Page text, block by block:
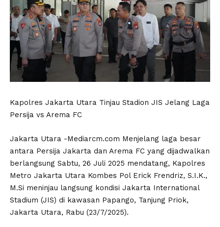
Kapolres Jakarta Utara Tinjau Stadion JIS Jelang Laga
Persija vs Arema FC
Jakarta Utara -Mediarcm.com Menjelang laga besar
antara Persija Jakarta dan Arema FC yang dijadwalkan
berlangsung Sabtu, 26 Juli 2025 mendatang, Kapolres
Metro Jakarta Utara Kombes Pol Erick Frendriz, S.I.K.,
M.Si meninjau langsung kondisi Jakarta International
Stadium (JIS) di kawasan Papango, Tanjung Priok,
Jakarta Utara, Rabu (23/7/2025).